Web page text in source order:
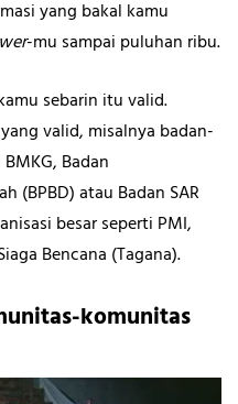
yang bakal kamu
-mu sampai puluhan ribu.
sebarin itu valid.
valid, misalnya badan-
Badan
(BPBD) atau Badan SAR
besar seperti PMI,
Bencana (Tagana).
komunitas